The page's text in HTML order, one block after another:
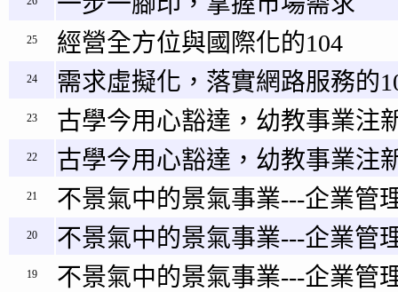
25 經營全方位與國際化的104
24 需求虛擬化，落實網路服務的
23 古學今用心豁達，幼教事業注
22 古學今用心豁達，幼教事業注
21 不景氣中的景氣事業---企業管
20 不景氣中的景氣事業---企業管
19 不景氣中的景氣事業---企業管